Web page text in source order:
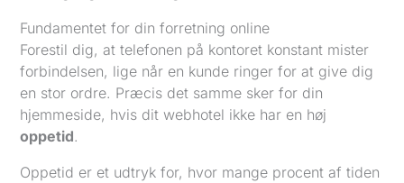
Fundamentet for din forretning online
Forestil dig, at telefonen på kontoret konstant mister
forbindelsen, lige når en kunde ringer for at give dig
en stor ordre. Præcis det samme sker for din
hjemmeside, hvis dit webhotel ikke har en høj
oppetid.
Oppetid er et udtryk for, hvor mange procent af tiden